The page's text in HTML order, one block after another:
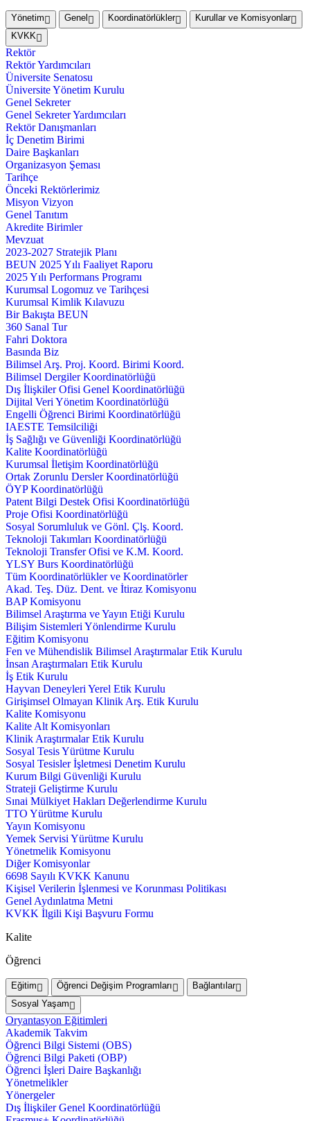
Yönetim Genel Koordinatörlükler
Kurullar ve Komisyonlar
KVKK
Rektör
Rektör Yardımcıları
Üniversite Senatosu
Üniversite Yönetim Kurulu
Genel Sekreter
Genel Sekreter Yardımcıları
Rektör Danışmanları
İç Denetim Birimi
Daire Başkanları
Organizasyon Şeması
Tarihçe
Önceki Rektörlerimiz
Misyon Vizyon
Genel Tanıtım
Akredite Birimler
Mevzuat
2023-2027 Stratejik Planı
BEUN 2025 Yılı Faaliyet Raporu
2025 Yılı Performans Programı
Kurumsal Logomuz ve Tarihçesi
Kurumsal Kimlik Kılavuzu
Bir Bakışta BEUN
360 Sanal Tur
Fahri Doktora
Basında Biz
Bilimsel Arş. Proj. Koord. Birimi Koord.
Bilimsel Dergiler Koordinatörlüğü
Dış İlişkiler Ofisi Genel Koordinatörlüğü
Dijital Veri Yönetim Koordinatörlüğü
Engelli Öğrenci Birimi Koordinatörlüğü
IAESTE Temsilciliği
İş Sağlığı ve Güvenliği Koordinatörlüğü
Kalite Koordinatörlüğü
Kurumsal İletişim Koordinatörlüğü
Ortak Zorunlu Dersler Koordinatörlüğü
ÖYP Koordinatörlüğü
Patent Bilgi Destek Ofisi Koordinatörlüğü
Proje Ofisi Koordinatörlüğü
Sosyal Sorumluluk ve Gönl. Çlş. Koord.
Teknoloji Takımları Koordinatörlüğü
Teknoloji Transfer Ofisi ve K.M. Koord.
YLSY Burs Koordinatörlüğü
Tüm Koordinatörlükler ve Koordinatörler
Akad. Teş. Düz. Dent. ve İtiraz Komisyonu
BAP Komisyonu
Bilimsel Araştırma ve Yayın Etiği Kurulu
Bilişim Sistemleri Yönlendirme Kurulu
Eğitim Komisyonu
Fen ve Mühendislik Bilimsel Araştırmalar Etik Kurulu
İnsan Araştırmaları Etik Kurulu
İş Etik Kurulu
Hayvan Deneyleri Yerel Etik Kurulu
Girişimsel Olmayan Klinik Arş. Etik Kurulu
Kalite Komisyonu
Kalite Alt Komisyonları
Klinik Araştırmalar Etik Kurulu
Sosyal Tesis Yürütme Kurulu
Sosyal Tesisler İşletmesi Denetim Kurulu
Kurum Bilgi Güvenliği Kurulu
Strateji Geliştirme Kurulu
Sınai Mülkiyet Hakları Değerlendirme Kurulu
TTO Yürütme Kurulu
Yayın Komisyonu
Yemek Servisi Yürütme Kurulu
Yönetmelik Komisyonu
Diğer Komisyonlar
6698 Sayılı KVKK Kanunu
Kişisel Verilerin İşlenmesi ve Korunması Politikası
Genel Aydınlatma Metni
KVKK İlgili Kişi Başvuru Formu
Kalite
Öğrenci
Eğitim Öğrenci Değişim Programları
Bağlantılar
Sosyal Yaşam
Oryantasyon Eğitimleri
Akademik Takvim
Öğrenci Bilgi Sistemi (OBS)
Öğrenci Bilgi Paketi (OBP)
Öğrenci İşleri Daire Başkanlığı
Yönetmelikler
Yönergeler
Dış İlişkiler Genel Koordinatörlüğü